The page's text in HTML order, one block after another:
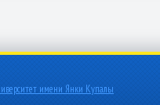
имени Янки Купалы